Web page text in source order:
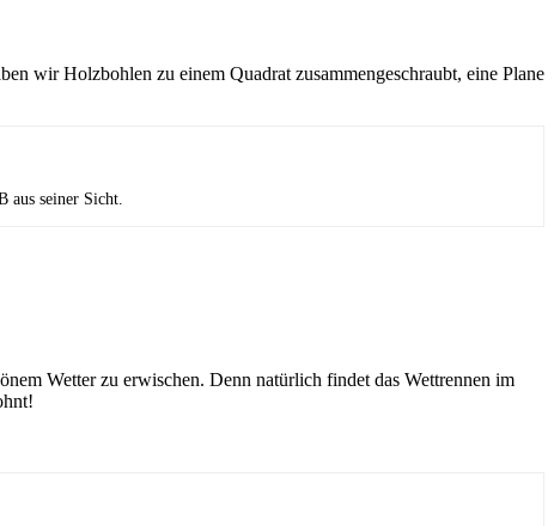
wir Holzbohlen zu einem Quadrat zusammengeschraubt, eine Plane
aus seiner Sicht.
Wetter zu erwischen. Denn natürlich findet das Wettrennen im